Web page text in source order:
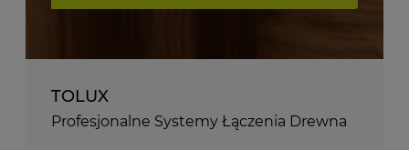
TOLUX
Profesjonalne Systemy Łączenia Drewna